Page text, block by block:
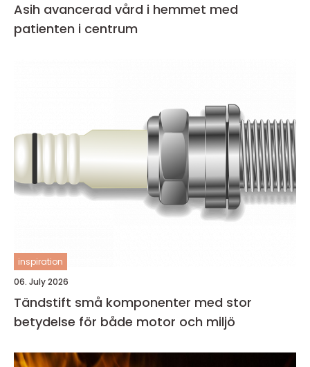
Asih avancerad vård i hemmet med
patienten i centrum
inspiration
06. July 2026
Tändstift små komponenter med stor
betydelse för både motor och miljö